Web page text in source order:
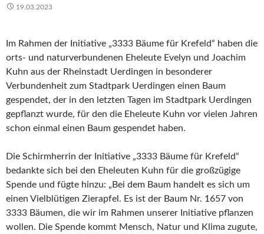
19.03.2023
Im Rahmen der Initiative „3333 Bäume für Krefeld“ haben die
orts- und naturverbundenen Eheleute Evelyn und Joachim
Kuhn aus der Rheinstadt Uerdingen in besonderer
Verbundenheit zum Stadtpark Uerdingen einen Baum
gespendet, der in den letzten Tagen im Stadtpark Uerdingen
gepflanzt wurde, für den die Eheleute Kuhn vor vielen Jahren
schon einmal einen Baum gespendet haben.
Die Schirmherrin der Initiative „3333 Bäume für Krefeld“
bedankte sich bei den Eheleuten Kuhn für die großzügige
Spende und fügte hinzu: „Bei dem Baum handelt es sich um
einen Vielblütigen Zierapfel. Es ist der Baum Nr. 1657 von
3333 Bäumen, die wir im Rahmen unserer Initiative pflanzen
wollen. Die Spende kommt Mensch, Natur und Klima zugute,